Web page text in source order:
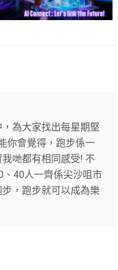
為大家找出每星期堅
你會覺得，跑步係一
哋都有相同感受! 不
40人一齊係尖沙咀市
，跑步就可以成為樂